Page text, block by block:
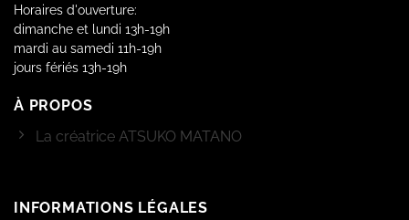
Horaires d'ouverture:
dimanche et lundi 13h-19h
mardi au samedi 11h-19h
jours fériés 13h-19h
À PROPOS
La créatrice ATSUKO MATANO
INFORMATIONS LÉGALES